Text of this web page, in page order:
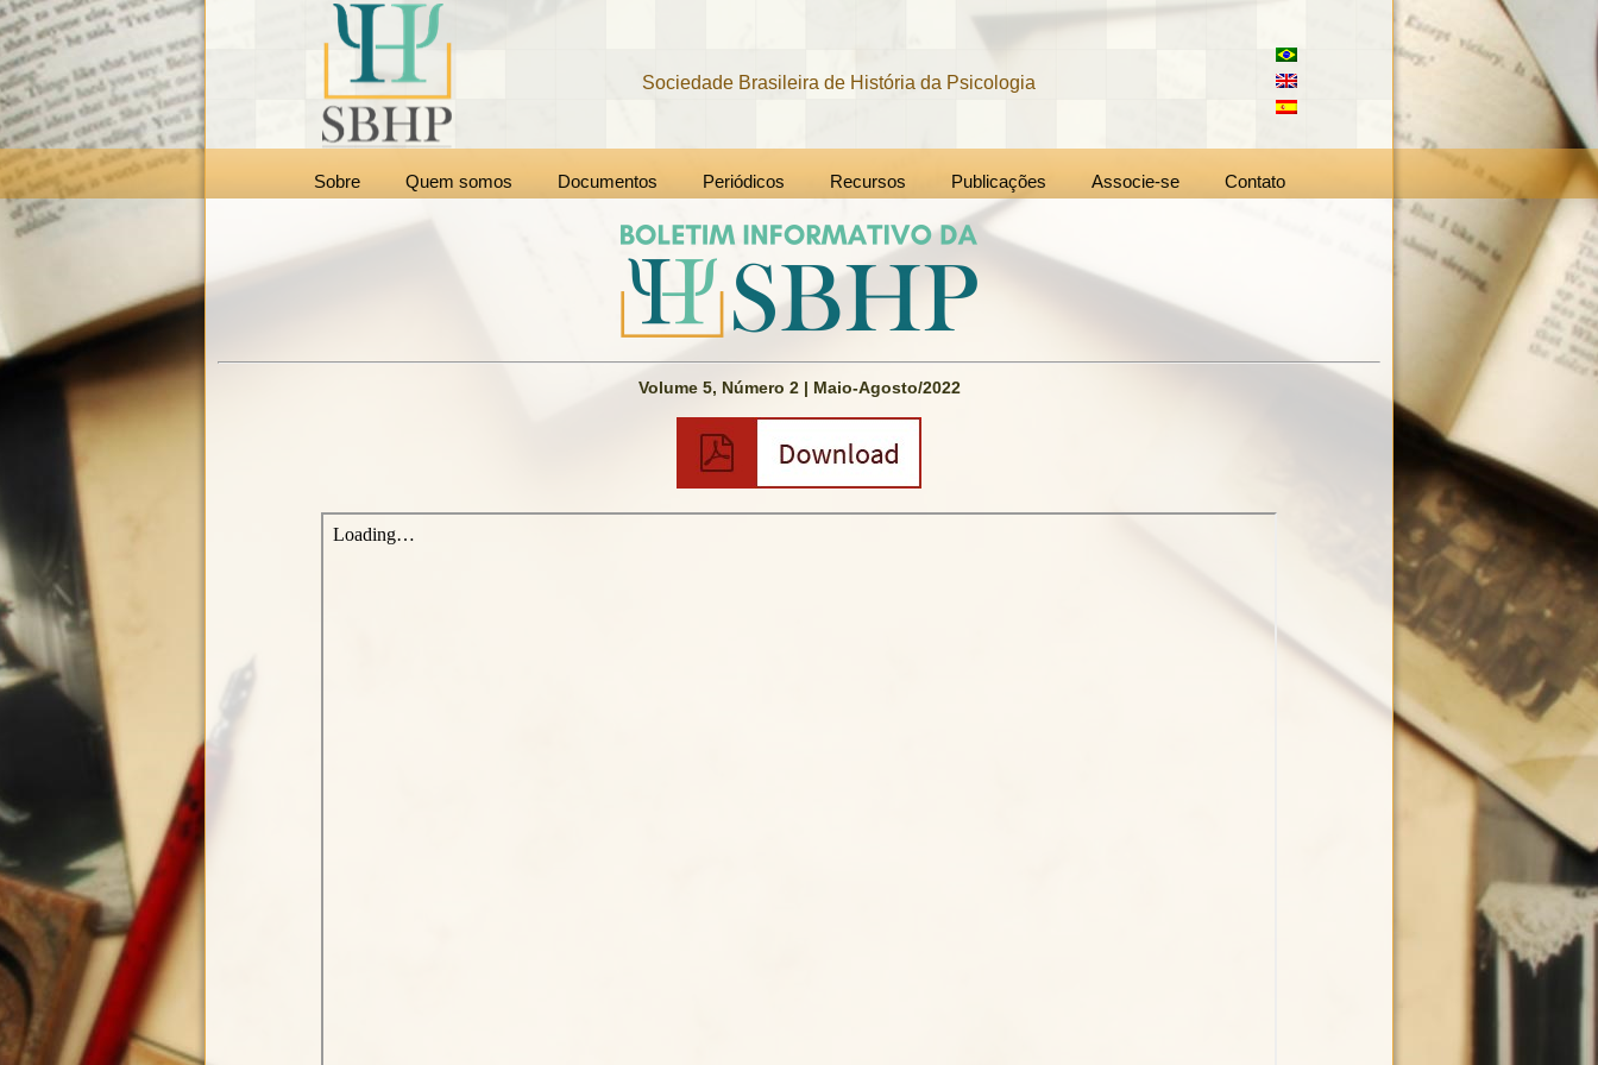
Sociedade Brasileira de História da Psicologia
Sobre Quem somos Documentos Periódicos Recursos Publicações Associe-se Contato
Volume 5, Número 2 | Maio-Agosto/2022